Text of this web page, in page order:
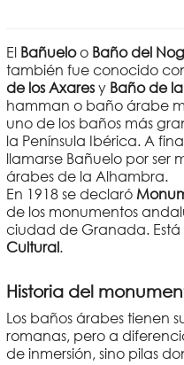
El Bañueloo Baño del
también fue conocido
de los Axaresy Baño de
hamman o baño árabe
uno de los baños más
la Península Ibérica. A
llamarse Bañuelo por ser
árabes de la Alhambra.
En 1918 se declaró
de los monumentos
ciudad de Granada.
Cultural.
Historia del
Los baños árabes tienen
romanas, pero a
de inmersión, sino pilas